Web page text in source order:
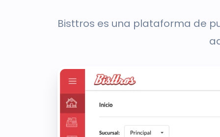
Bisttros es una plataforma de